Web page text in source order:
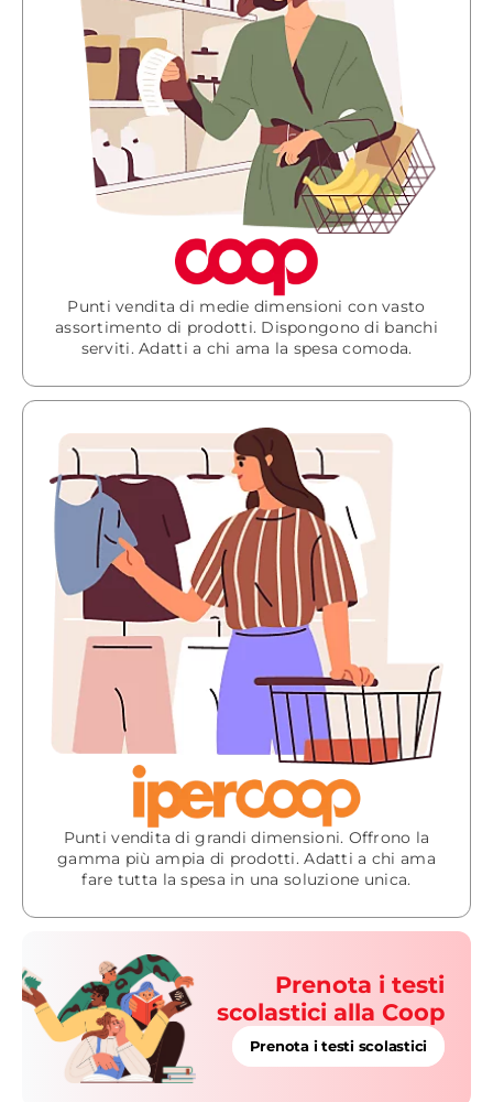
Punti vendita di medie dimensioni con vasto
assortimento di prodotti. Dispongono di banchi
serviti. Adatti a chi ama la spesa comoda.
Punti vendita di grandi dimensioni. Offrono la
gamma più ampia di prodotti. Adatti a chi ama
fare tutta la spesa in una soluzione unica.
Prenota i testi
scolastici alla Coop
Prenota i testi scolastici